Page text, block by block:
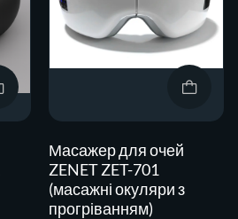
Масажер для очей
ZENET ZET-701
(масажні окуляри з
прогріванням)